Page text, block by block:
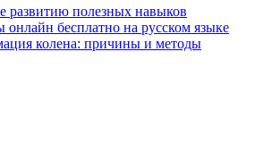
развитию полезных навыков
онлайн бесплатно на русском языке
колена: причины и методы